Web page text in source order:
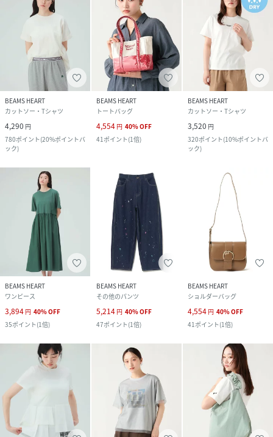
BEAMS HEART
カットソー・Tシャツ
4,290 円
780ポイント(20%ポイントバ
ック)
BEAMS HEART
トートバッグ
4,554 円 40%OFF
41ポイント(1倍)
BEAMS HEART
カットソー・Tシャツ
3,520 円
320ポイント(10%ポイントバ
ック)
BEAMS HEART
ワンピース
3,894 円 40%OFF
35ポイント(1倍)
BEAMS HEART
その他のパンツ
5,214 円 40%OFF
47ポイント(1倍)
BEAMS HEART
ショルダーバッグ
4,554 円 40%OFF
41ポイント(1倍)